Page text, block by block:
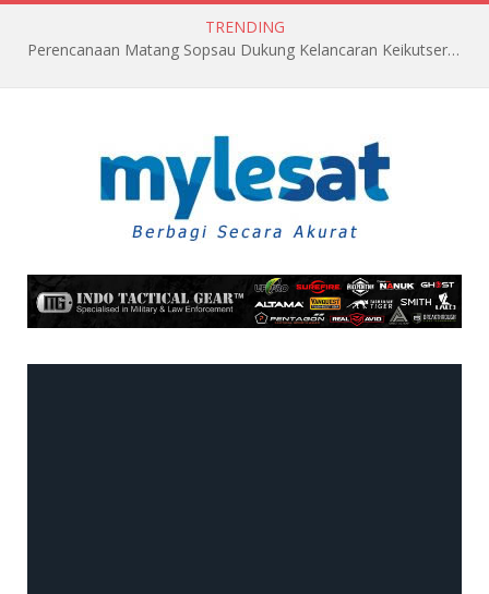
TRENDING
Perencanaan Matang Sopsau Dukung Kelancaran Keikutsertaan TNI AU di Pitch Black 2026